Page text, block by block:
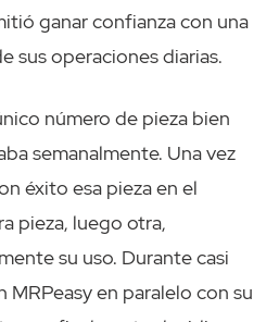
ganar confianza con una
sus operaciones diarias.
número de pieza bien
semanalmente. Una vez
éxito esa pieza en el
pieza, luego otra,
su uso. Durante casi
MRPeasy en paralelo con su